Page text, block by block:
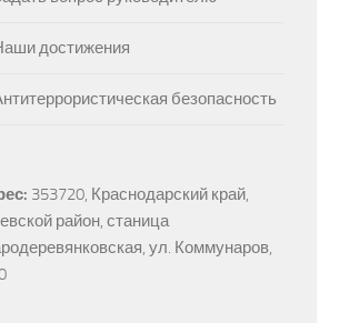
достижения
безопасность
353720, Краснодарский край,
район, станица
ул. Коммунаров,